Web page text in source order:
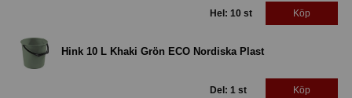
Hel: 10 st Köp
Hink 10 L Khaki Grön ECO Nordiska Plast
Del: 1 st Köp